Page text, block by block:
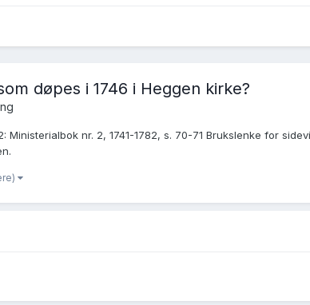
døpes i 1746 i Heggen kirke?
nr. 2, 1741-1782, s. 70-71 Brukslenke for